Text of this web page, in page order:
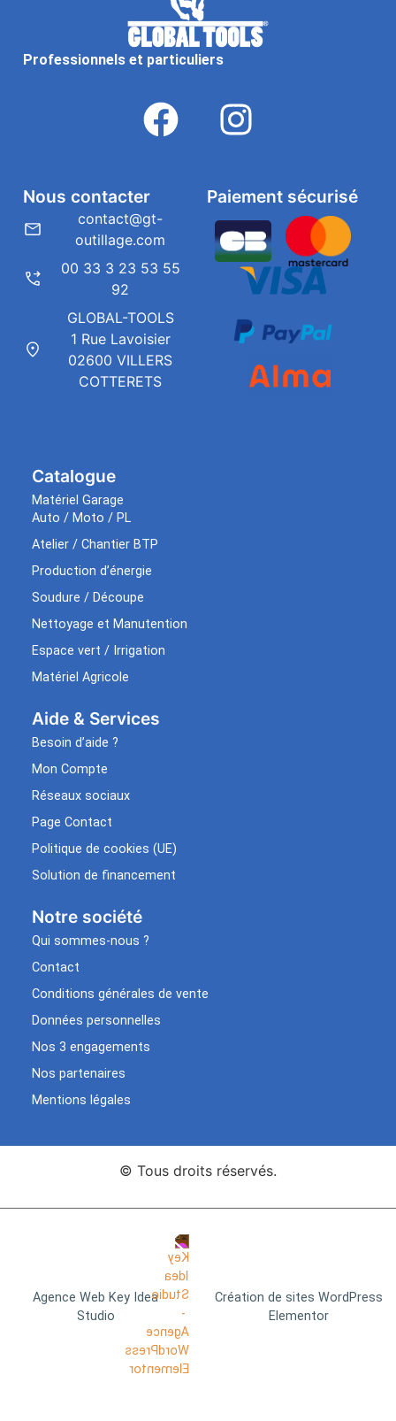
Professionnels et particuliers
Catalogue
Matériel Garage
Auto / Moto / PL
Atelier / Chantier BTP
Production d’énergie
Soudure / Découpe
Nettoyage et Manutention
Espace vert / Irrigation
Matériel Agricole
Aide & Services​
Besoin d’aide ?
Mon Compte
Réseaux sociaux
Page Contact
Politique de cookies (UE)
Solution de financement
Notre société
Qui sommes-nous ?
Contact
Conditions générales de vente
Données personnelles
Nos 3 engagements
Nos partenaires
Mentions légales
Paiement sécurisé
Nous contacter
contact@gt-
outillage.com
00 33 3 23 53 55
92
GLOBAL-TOOLS
1 Rue Lavoisier
02600 VILLERS
COTTERETS
© Tous droits réservés.
Agence Web Key Idea
Studio
Création de sites WordPress
Elementor